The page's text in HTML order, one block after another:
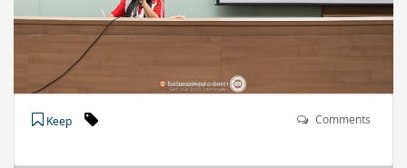
Keep Comments